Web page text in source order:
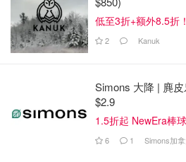
仍在审理过程中被公开披露的。
一位熟悉法院审议工作的人士说，
利托，截至本周，这一阵容仍然
主党任命的三位大法官正在准备一
法官约翰-罗伯茨最终将如何投票，
的意见还是起草自己的意见，目前
低至3折+额外8.5折！
2 Kanuk
Simons 大降 | 麂
$2.9
1.5折起 NewEra棒
6 1 Simons加